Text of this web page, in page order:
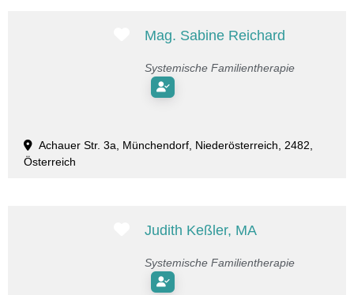
Favorit
Mag. Sabine Reichard
Systemische Familientherapie
Achauer Str. 3a, Münchendorf, Niederösterreich, 2482,
Österreich
Favorit
Judith Keßler, MA
Systemische Familientherapie